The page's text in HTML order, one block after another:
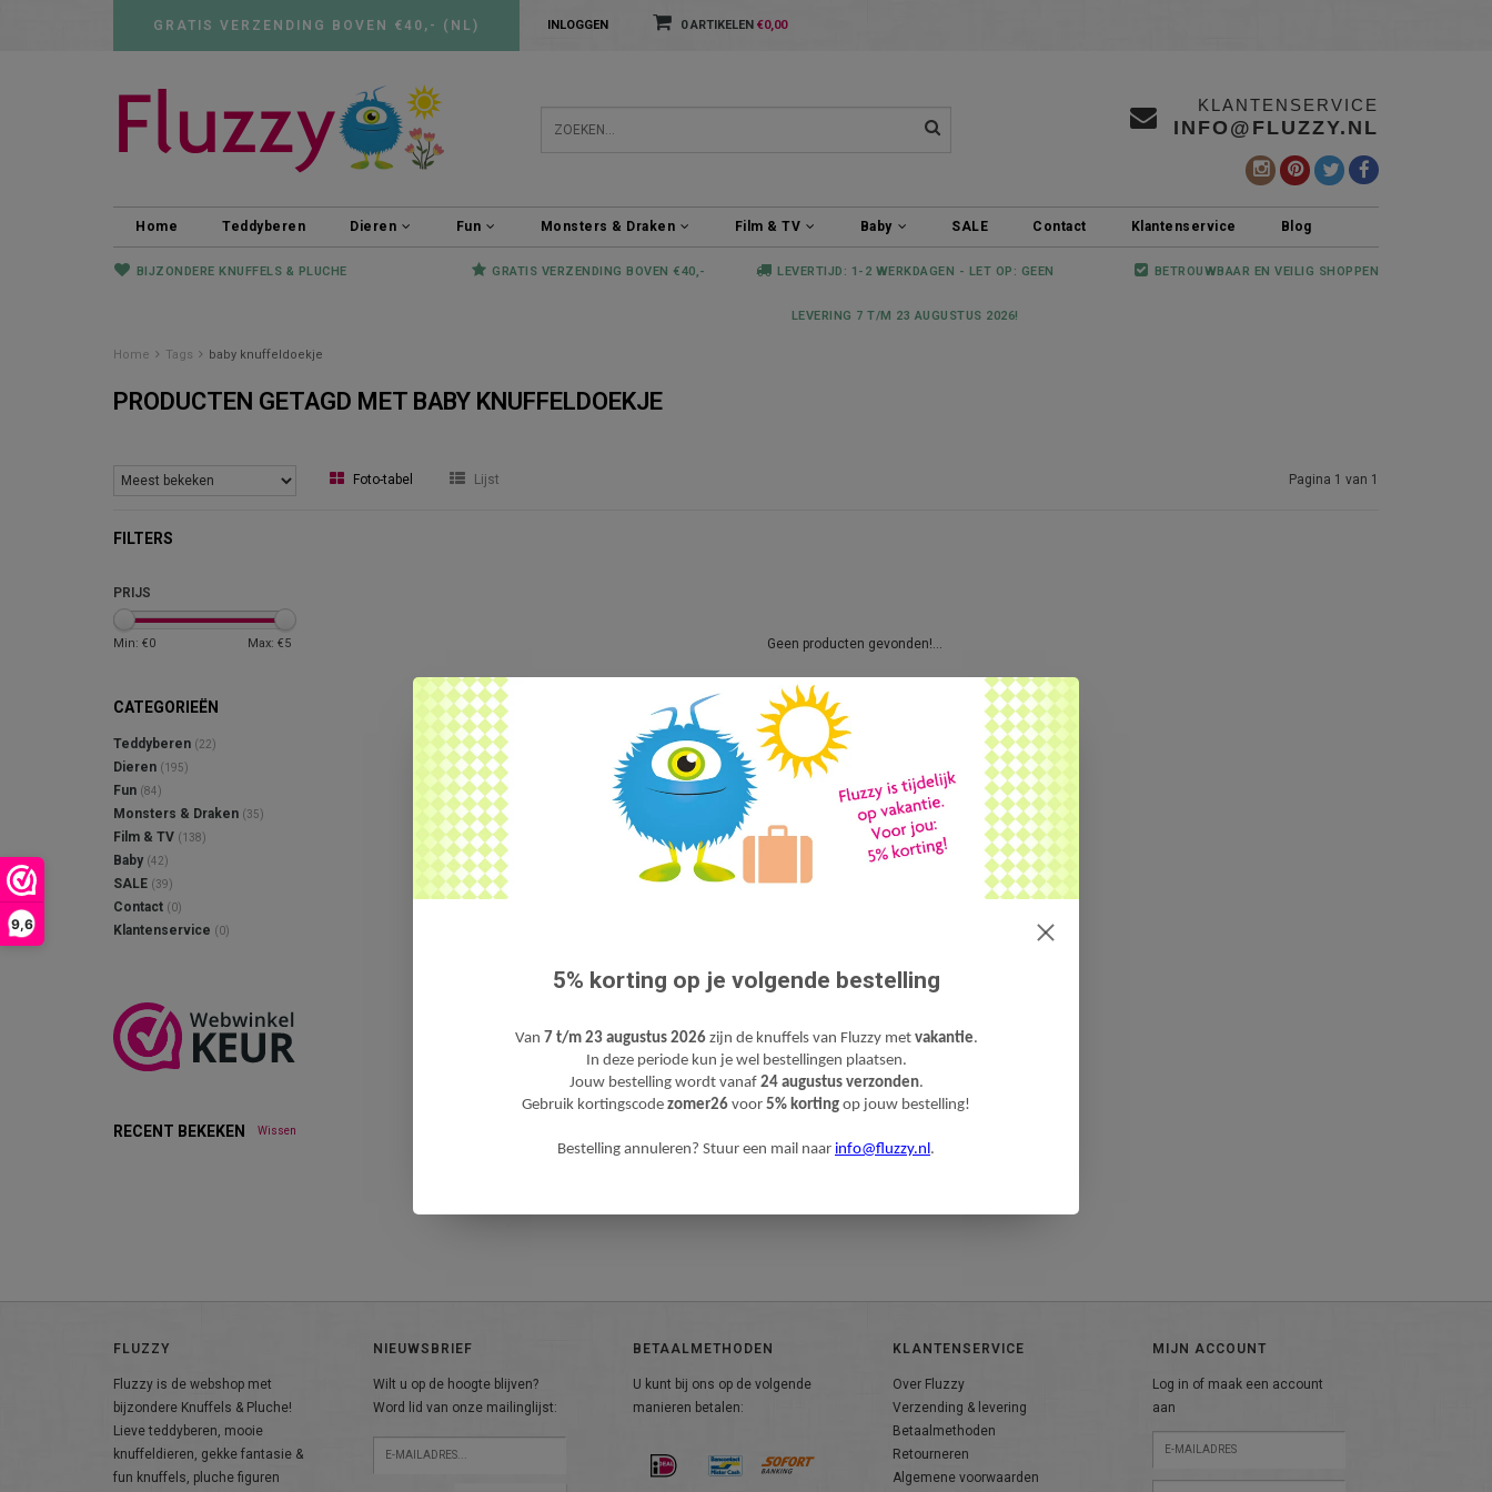
9,6
GRATIS VERZENDING BOVEN €40,- (NL) INLOGGEN 0 ARTIKELEN €0,00
KLANTENSERVICE
INFO@FLUZZY.NL
Home Teddyberen Dieren Fun Monsters & Draken Film & TV Baby SALE Contact Klantenservice Blog
BIJZONDERE KNUFFELS & PLUCHE GRATIS VERZENDING BOVEN €40,- LEVERTIJD: 1-2 WERKDAGEN - LET OP: GEEN
LEVERING 7 T/M 23 AUGUSTUS 2026!
BETROUWBAAR EN VEILIG SHOPPEN
Home Tags baby knuffeldoekje
PRODUCTEN GETAGD MET BABY KNUFFELDOEKJE
Foto-tabel Lijst Pagina 1 van 1
FILTERS
PRIJS
Min: €0 Max: €5
CATEGORIEËN
Teddyberen (22)
Dieren (195)
Fun (84)
Monsters & Draken (35)
Film & TV (138)
Baby (42)
SALE (39)
Contact (0)
Klantenservice (0)
RECENT BEKEKEN Wissen
Geen producten gevonden!...
FLUZZY
Fluzzy is de webshop met
bijzondere Knuffels & Pluche!
Lieve teddyberen, mooie
knuffeldieren, gekke fantasie &
fun knuffels, pluche figuren
NIEUWSBRIEF
Wilt u op de hoogte blijven?
Word lid van onze mailinglijst:
BETAALMETHODEN
U kunt bij ons op de volgende
manieren betalen:
KLANTENSERVICE
Over Fluzzy
Verzending & levering
Betaalmethoden
Retourneren
Algemene voorwaarden
MIJN ACCOUNT
Log in of maak een account
aan
5% korting op je volgende bestelling
Van 7 t/m 23 augustus 2026zijn de knuffels van Fluzzy met vakantie.
In deze periode kun je wel bestellingen plaatsen.
Jouw bestelling wordt vanaf 24 augustus verzonden.
Gebruik kortingscode zomer26 voor 5% korting op jouw bestelling!
Bestelling annuleren? Stuur een mail naar info@fluzzy.nl.